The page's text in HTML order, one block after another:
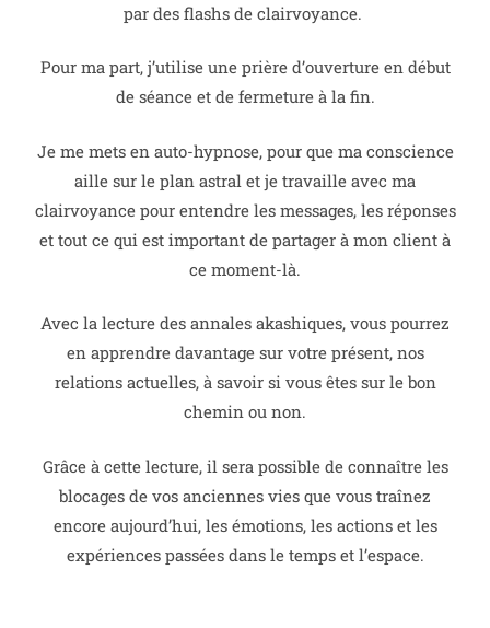
par des flashs de clairvoyance.
Pour ma part, j’utilise une prière d’ouverture en début
de séance et de fermeture à la fin.
Je me mets en auto-hypnose, pour que ma conscience
aille sur le plan astral et je travaille avec ma
clairvoyance pour entendre les messages, les réponses
et tout ce qui est important de partager à mon client à
ce moment-là.
Avec la lecture des annales akashiques, vous pourrez
en apprendre davantage sur votre présent, nos
relations actuelles, à savoir si vous êtes sur le bon
chemin ou non.
Grâce à cette lecture, il sera possible de connaître les
blocages de vos anciennes vies que vous traînez
encore aujourd’hui, les émotions, les actions et les
expériences passées dans le temps et l’espace.